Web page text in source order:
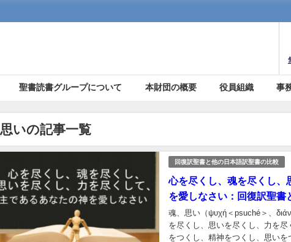
聖書読書グループについて 本財団の概要 役員組織 事
思いの記事一覧
回復訳聖書と他の日本語訳聖書の比較
心を尽くし、魂を尽くし、
を愛しなさい：回復訳聖書
魂、思い（ψυχή＜psuché＞、
を尽くし、思いを尽くし、力を
をつくし、精神をつくし、思いを